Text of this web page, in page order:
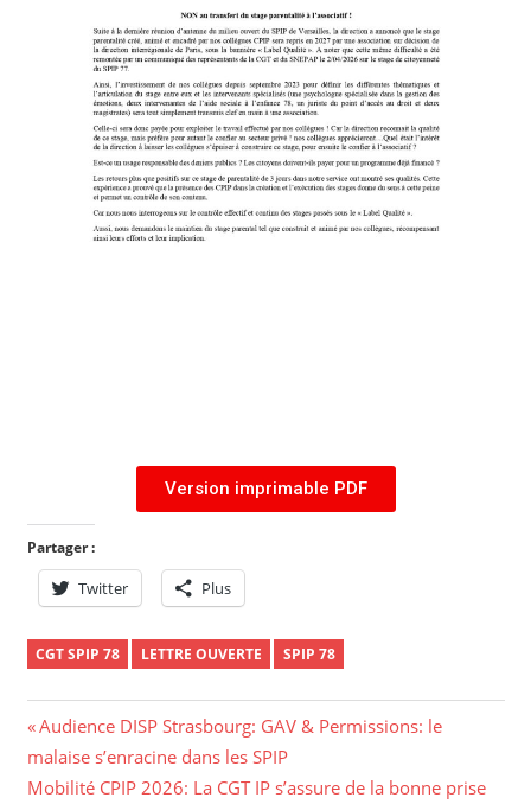
Version imprimable PDF
Partager :
Twitter Plus
CGT SPIP 78 LETTRE OUVERTE SPIP 78
Audience DISP Strasbourg: GAV & Permissions: le
malaise s’enracine dans les SPIP
Mobilité CPIP 2026: La CGT IP s’assure de la bonne prise